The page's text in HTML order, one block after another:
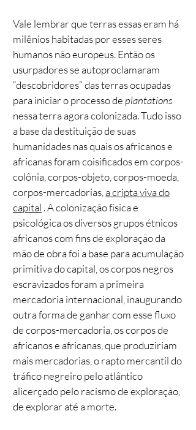
Vale lembrar que terras essas eram há
milênios habitadas por esses seres
humanos não europeus. Então os
usurpadores se autoproclamaram
“descobridores” das terras ocupadas
para iniciar o processo de plantations
nessa terra agora colonizada. Tudo isso
a base da destituição de suas
humanidades nas quais os africanos e
africanas foram coisificados em corpos-
colônia, corpos-objeto, corpos-moeda,
corpos-mercadorias, a cripta viva do
capital . A colonização física e
psicológica os diversos grupos étnicos
africanos com fins de exploração da
mão de obra foi a base para acumulação
primitiva do capital, os corpos negros
escravizados foram a primeira
mercadoria internacional, inaugurando
outra forma de ganhar com esse fluxo
de corpos-mercadoria, os corpos de
africanos e africanas, que produziriam
mais mercadorias, o rapto mercantil do
tráfico negreiro pelo atlântico
alicerçado pelo racismo de exploração,
de explorar até a morte.